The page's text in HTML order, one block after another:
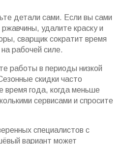
детали сами. Если вы сами
удалите краску и
сварщик сократит время
рабочей силе.
работы в периоды низкой
скидки часто
время года, когда меньше
сервисами и спросите
специалистов с
вариант может